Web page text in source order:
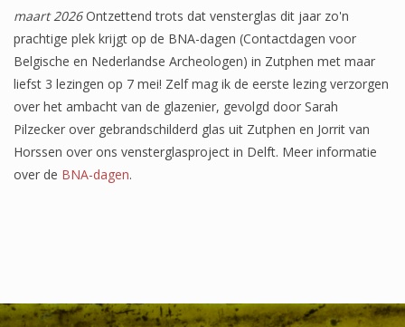
Teksten
Onbeschilderd glas
Publicaties
maart 2026Ontzettend trots dat vensterglas dit jaar zo'n
prachtige plek krijgt op de BNA-dagen (Contactdagen voor
Belgische en Nederlandse Archeologen) in Zutphen met maar
liefst 3 lezingen op 7 mei! Zelf mag ik de eerste lezing verzorgen
over het ambacht van de glazenier, gevolgd door Sarah
Pilzecker over gebrandschilderd glas uit Zutphen en Jorrit van
Horssen over ons vensterglasproject in Delft. Meer informatie
over de BNA-dagen.